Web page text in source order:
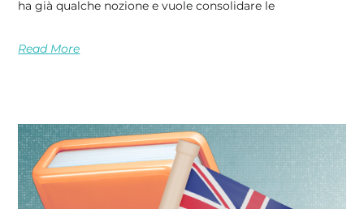
ha già qualche nozione e vuole consolidare le
Read More